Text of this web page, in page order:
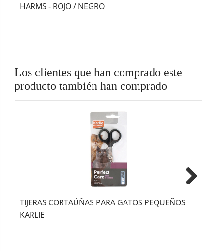
HARMS - ROJO / NEGRO
Los clientes que han comprado este
producto también han comprado
TIJERAS CORTAÚÑAS PARA GATOS PEQUEÑOS
KARLIE
Next